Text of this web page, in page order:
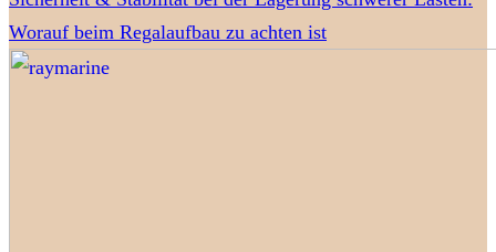
Worauf beim Regalaufbau zu achten ist